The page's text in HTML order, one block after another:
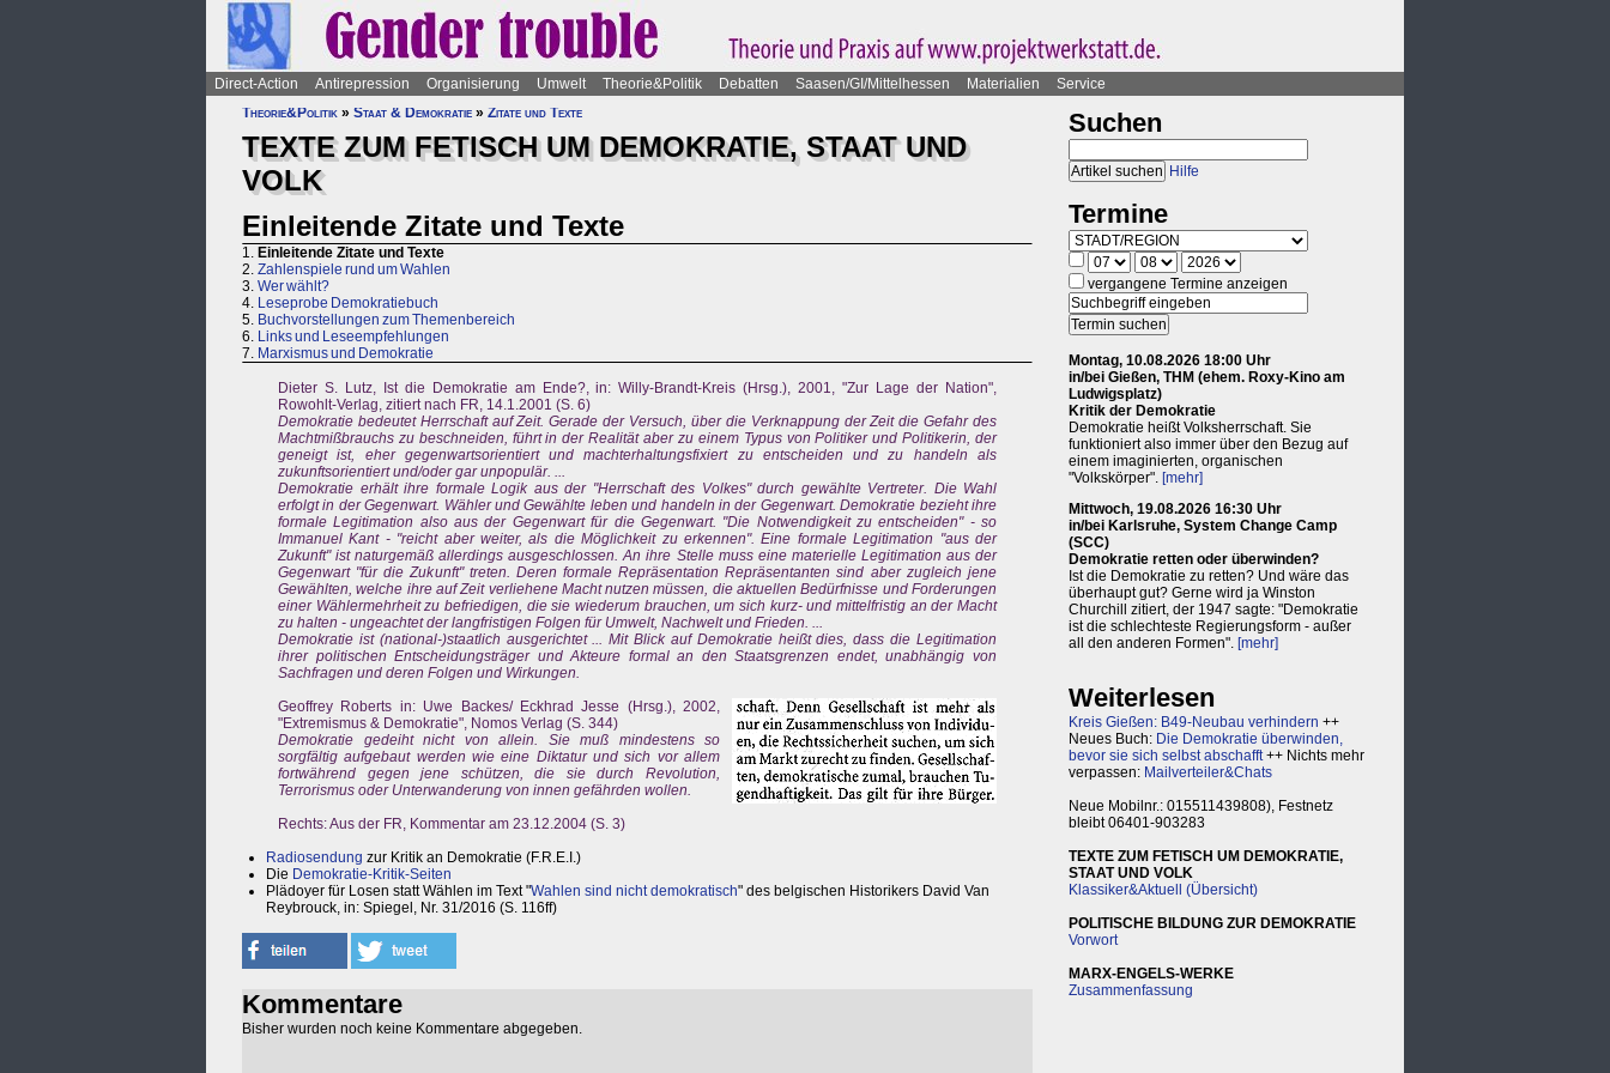
Direct-Action Antirepression Organisierung Umwelt Theorie&Politik Debatten Saasen/GI/Mittelhessen Materialien
Service
Theorie&Politik » Staat & Demokratie » Zitate und Texte
TEXTE ZUM FETISCH UM DEMOKRATIE, STAAT UND
VOLK
Einleitende Zitate und Texte
1. Einleitende Zitate und Texte
2. Zahlenspiele rund um Wahlen
3. Wer wählt?
4. Leseprobe Demokratiebuch
5. Buchvorstellungen zum Themenbereich
6. Links und Leseempfehlungen
7. Marxismus und Demokratie
Dieter S. Lutz, Ist die Demokratie am Ende?, in: Willy-Brandt-Kreis (Hrsg.), 2001, "Zur Lage der Nation",
Rowohlt-Verlag, zitiert nach FR, 14.1.2001 (S. 6)
Demokratie bedeutet Herrschaft auf Zeit. Gerade der Versuch, über die Verknappung der Zeit die Gefahr des
Machtmißbrauchs zu beschneiden, führt in der Realität aber zu einem Typus von Politiker und Politikerin, der
geneigt ist, eher gegenwartsorientiert und machterhaltungsfixiert zu entscheiden und zu handeln als
zukunftsorientiert und/oder gar unpopulär. ...
Demokratie erhält ihre formale Logik aus der "Herrschaft des Volkes" durch gewählte Vertreter. Die Wahl
erfolgt in der Gegenwart. Wähler und Gewählte leben und handeln in der Gegenwart. Demokratie bezieht ihre
formale Legitimation also aus der Gegenwart für die Gegenwart. "Die Notwendigkeit zu entscheiden" - so
Immanuel Kant - "reicht aber weiter, als die Möglichkeit zu erkennen". Eine formale Legitimation "aus der
Zukunft" ist naturgemäß allerdings ausgeschlossen. An ihre Stelle muss eine materielle Legitimation aus der
Gegenwart "für die Zukunft" treten. Deren formale Repräsentation Repräsentanten sind aber zugleich jene
Gewählten, welche ihre auf Zeit verliehene Macht nutzen müssen, die aktuellen Bedürfnisse und Forderungen
einer Wählermehrheit zu befriedigen, die sie wiederum brauchen, um sich kurz- und mittelfristig an der Macht
zu halten - ungeachtet der langfristigen Folgen für Umwelt, Nachwelt und Frieden. ...
Demokratie ist (national-)staatlich ausgerichtet ... Mit Blick auf Demokratie heißt dies, dass die Legitimation
ihrer politischen Entscheidungsträger und Akteure formal an den Staatsgrenzen endet, unabhängig von
Sachfragen und deren Folgen und Wirkungen.
Geoffrey Roberts in: Uwe Backes/ Eckhrad Jesse (Hrsg.), 2002,
"Extremismus & Demokratie", Nomos Verlag (S. 344)
Demokratie gedeiht nicht von allein. Sie muß mindestens so
sorgfältig aufgebaut werden wie eine Diktatur und sich vor allem
fortwährend gegen jene schützen, die sie durch Revolution,
Terrorismus oder Unterwanderung von innen gefährden wollen.
Rechts: Aus der FR, Kommentar am 23.12.2004 (S. 3)
Radiosendung zur Kritik an Demokratie (F.R.E.I.)
Die Demokratie-Kritik-Seiten
Plädoyer für Losen statt Wählen im Text "Wahlen sind nicht demokratisch" des belgischen Historikers David Van
Reybrouck, in: Spiegel, Nr. 31/2016 (S. 116ff)
Kommentare
Bisher wurden noch keine Kommentare abgegeben.
Suchen
Hilfe
Termine
vergangene Termine anzeigen
Montag, 10.08.2026 18:00 Uhr
in/bei Gießen, THM (ehem. Roxy-Kino am
Ludwigsplatz)
Kritik der Demokratie
Demokratie heißt Volksherrschaft. Sie
funktioniert also immer über den Bezug auf
einem imaginierten, organischen
"Volkskörper". [mehr]
Mittwoch, 19.08.2026 16:30 Uhr
in/bei Karlsruhe, System Change Camp
(SCC)
Demokratie retten oder überwinden?
Ist die Demokratie zu retten? Und wäre das
überhaupt gut? Gerne wird ja Winston
Churchill zitiert, der 1947 sagte: "Demokratie
ist die schlechteste Regierungsform - außer
all den anderen Formen". [mehr]
Weiterlesen
Kreis Gießen: B49-Neubau verhindern ++
Neues Buch: Die Demokratie überwinden,
bevor sie sich selbst abschafft++ Nichts mehr
verpassen: Mailverteiler&Chats
Neue Mobilnr.: 015511439808), Festnetz
bleibt 06401-903283
TEXTE ZUM FETISCH UM DEMOKRATIE,
STAAT UND VOLK
Klassiker&Aktuell (Übersicht)
POLITISCHE BILDUNG ZUR DEMOKRATIE
Vorwort
MARX-ENGELS-WERKE
Zusammenfassung